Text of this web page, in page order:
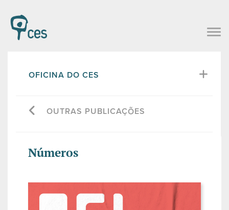
OFICINA DO CES
OUTRAS PUBLICAÇÕES
Números